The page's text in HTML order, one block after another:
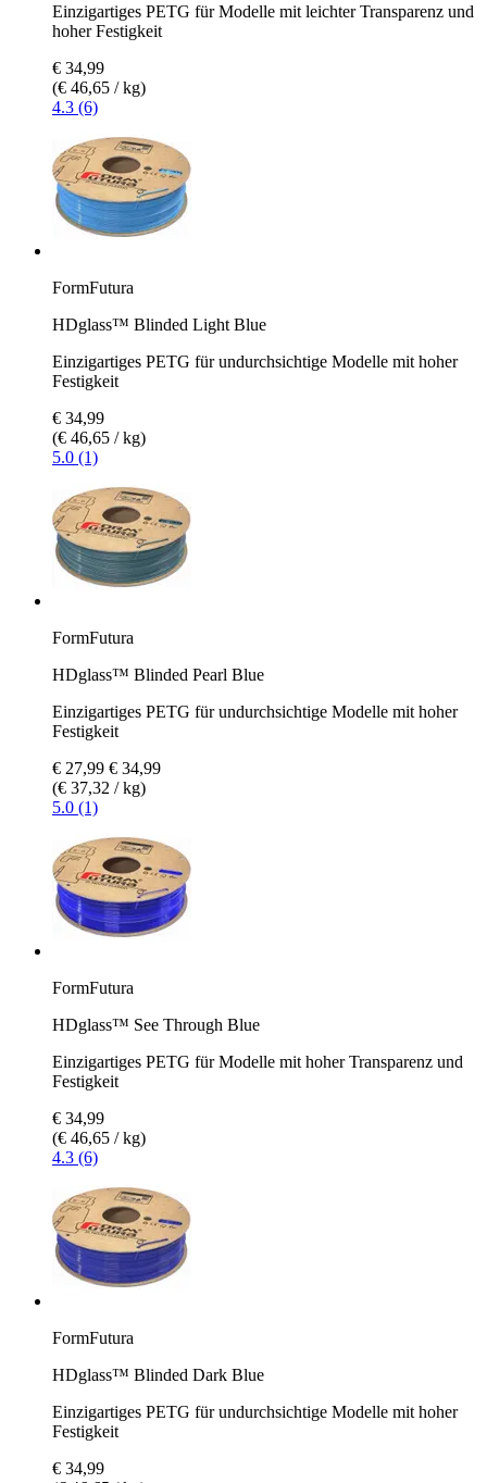
Einzigartiges PETG für Modelle mit leichter Transparenz und
hoher Festigkeit
€ 34,99
(€ 46,65 / kg)
4.3 (6)
FormFutura
HDglass™ Blinded Light Blue
Einzigartiges PETG für undurchsichtige Modelle mit hoher
Festigkeit
€ 34,99
(€ 46,65 / kg)
5.0 (1)
FormFutura
HDglass™ Blinded Pearl Blue
Einzigartiges PETG für undurchsichtige Modelle mit hoher
Festigkeit
€ 27,99 € 34,99
(€ 37,32 / kg)
5.0 (1)
FormFutura
HDglass™ See Through Blue
Einzigartiges PETG für Modelle mit hoher Transparenz und
Festigkeit
€ 34,99
(€ 46,65 / kg)
4.3 (6)
FormFutura
HDglass™ Blinded Dark Blue
Einzigartiges PETG für undurchsichtige Modelle mit hoher
Festigkeit
€ 34,99